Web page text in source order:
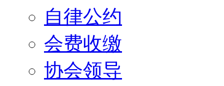
自律公约
会费收缴
协会领导